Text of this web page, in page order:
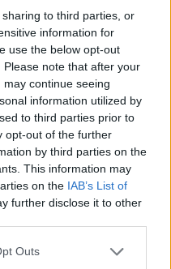
to third parties, or
information for
use the below opt-out
note that after your
continue seeing
information utilized by
to third parties prior to
opt-out of the further
by third parties on the
This information may
on the IAB’s List of
further disclose it to other
Outs
Olomoucku, které
návštěvníkům poskytují aspoň
Zatímco na zemském
výrazně překračuje
chodbách a dómech
kolem deseti stupňů
výletu často volí právě
rozrostlo o dvě
O dvě mláďata se letos
Kopečku u Olomouce. Oba